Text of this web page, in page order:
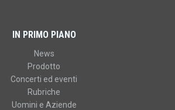
IN PRIMO PIANO
News
Prodotto
Concerti ed eventi
Rubriche
Uomini e Aziende